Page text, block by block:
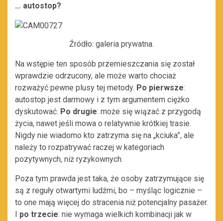
… autostop?
Źródło: galeria prywatna.
Na wstępie ten sposób przemieszczania się został
wprawdzie odrzucony, ale może warto chociaż
rozważyć pewne plusy tej metody. Po pierwsze:
autostop jest darmowy i z tym argumentem ciężko
dyskutować. Po drugie: może się wiązać z przygodą
życia, nawet jeśli mowa o relatywnie krótkiej trasie.
Nigdy nie wiadomo kto zatrzyma się na „kciuka”, ale
należy to rozpatrywać raczej w kategoriach
pozytywnych, niż ryzykownych.
Poza tym prawda jest taka, że osoby zatrzymujące się
są z reguły otwartymi ludźmi, bo – myśląc logicznie –
to one mają więcej do stracenia niż potencjalny pasażer.
po trzecie: nie wymaga wielkich kombinacji jak w